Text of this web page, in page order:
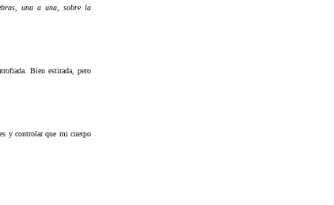
una a una, sobre la
Bien estirada, pero
y controlar que mi cuerpo